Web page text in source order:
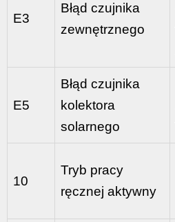
E3
Błąd czujnika
zewnętrznego
E5
Błąd czujnika
kolektora
solarnego
10
Tryb pracy
ręcznej aktywny